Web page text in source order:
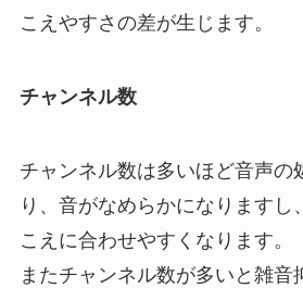
こえやすさの差が生じます。
チャンネル数
チャンネル数は多いほど音声の
り、音がなめらかになりますし
こえに合わせやすくなります。
またチャンネル数が多いと雑音